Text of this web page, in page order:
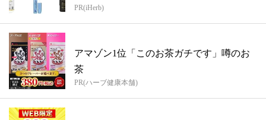
PR(iHerb)
アマゾン1位「このお茶ガチです」噂のお
茶
PR(ハーブ健康本舗)